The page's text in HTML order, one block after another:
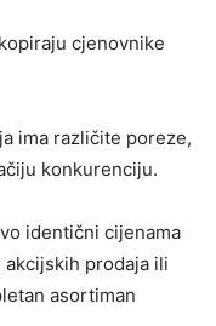
cjenovnike
ima različite poreze,
konkurenciju.
identični cijenama
prodaja ili
asortiman